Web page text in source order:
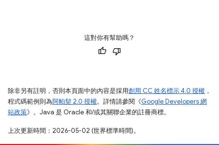
這對你有幫助嗎？
除非另有註明，否則本頁面中的內容是採用創用 CC 姓名標示 4.0 授權 ，
程式碼範例則為阿帕契 2.0 授權。詳情請參閱《Google Developers 網
站政策》。Java 是 Oracle 和/或其關聯企業的註冊商標。
上次更新時間：2026-05-02 (世界標準時間)。